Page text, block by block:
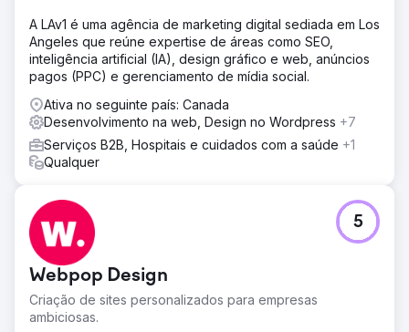
A LAv1 é uma agência de marketing digital sediada em Los
Angeles que reúne expertise de áreas como SEO,
inteligência artificial (IA), design gráfico e web, anúncios
pagos (PPC) e gerenciamento de mídia social.
Ativa no seguinte país: Canada
Desenvolvimento na web, Design no Wordpress +7
Serviços B2B, Hospitais e cuidados com a saúde +1
Qualquer
Webpop Design
Criação de sites personalizados para empresas
ambiciosas.
5